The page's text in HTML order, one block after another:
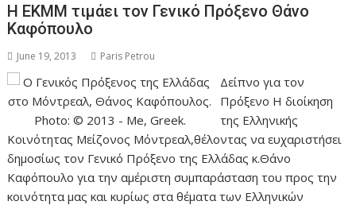
Η ΕΚΜΜ τιμάει τον Γενικό Πρόξενο Θάνο
Καφόπουλο
June 19, 2013 Paris Petrou
Δείπνο για τον
Πρόξενο Η διοίκηση
της Ελληνικής
Κοινότητας Μείζονος Μόντρεαλ,θέλοντας να ευχαριστήσει
δημοσίως τον Γενικό Πρόξενο της Ελλάδας κ.Θάνο
Καφόπουλο για την αμέριστη συμπαράσταση του προς την
κοινότητα μας και κυρίως στα θέματα των Ελληνικών